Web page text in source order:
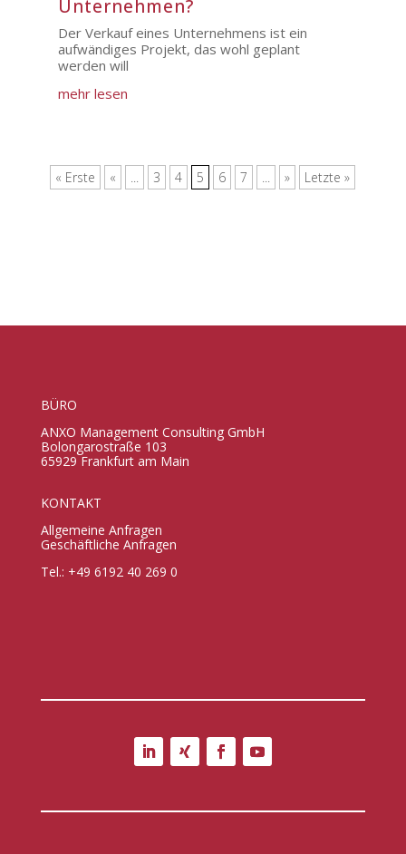
Unternehmen?
Der Verkauf eines Unternehmens ist ein
aufwändiges Projekt, das wohl geplant
werden will
mehr lesen
« Erste « ... 3 4 5 6 7 ... » Letzte »
BÜRO
ANXO Management Consulting GmbH
Bolongarostraße 103
65929 Frankfurt am Main
KONTAKT
Allgemeine Anfragen
Geschäftliche Anfragen
Tel.: +49 6192 40 269 0